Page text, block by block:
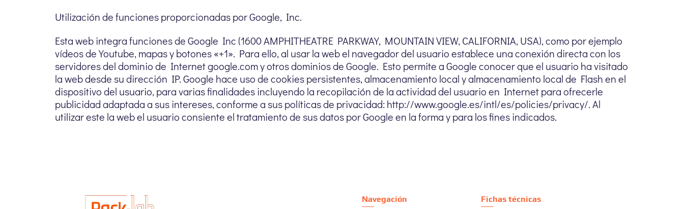
Utilización de funciones proporcionadas por Google, Inc.
Esta web integra funciones de Google Inc (1600 AMPHITHEATRE PARKWAY, MOUNTAIN VIEW, CALIFORNIA, USA), como por ejemplo
vídeos de Youtube, mapas y botones «+1». Para ello, al usar la web el navegador del usuario establece una conexión directa con los
servidores del dominio de Internet google.com y otros dominios de Google. Esto permite a Google conocer que el usuario ha visitado
la web desde su dirección IP. Google hace uso de cookies persistentes, almacenamiento local y almacenamiento local de Flash en el
dispositivo del usuario, para varias finalidades incluyendo la recopilación de la actividad del usuario en Internet para ofrecerle
publicidad adaptada a sus intereses, conforme a sus políticas de privacidad: http://www.google.es/intl/es/policies/privacy/. Al
utilizar este la web el usuario consiente el tratamiento de sus datos por Google en la forma y para los fines indicados.
Navegación Fichas técnicas